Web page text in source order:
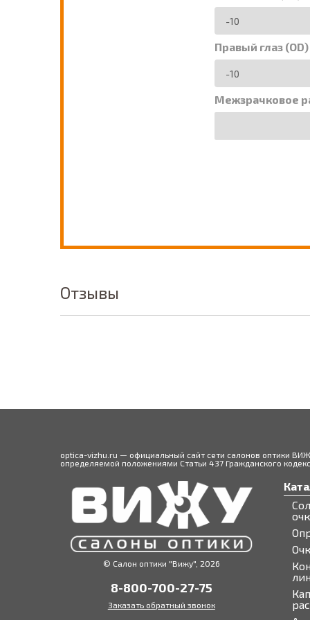
Правый глаз
Межзрачковое
Отзывы
optica-vizhu.ru — официальный сайт сети салонов оптики
определяемой положениями Статьи 437 Гражданского
© Салон оптики "Вижу", 2026
8-800-700-27-75
Заказать обратный звонок